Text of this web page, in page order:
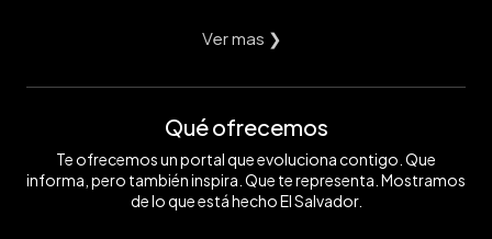
Ver mas ❯
Qué ofrecemos
Te ofrecemos un portal que evoluciona contigo. Que
informa, pero también inspira. Que te representa. Mostramos
de lo que está hecho El Salvador.